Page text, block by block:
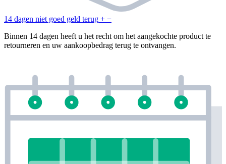
14 dagen niet goed geld terug + −
Binnen 14 dagen heeft u het recht om het aangekochte product te
retourneren en uw aankoopbedrag terug te ontvangen.